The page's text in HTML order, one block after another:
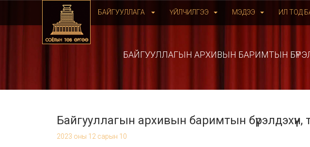
БАЙГУУЛЛАГА ҮЙЛЧИЛГЭЭ МЭДЭЭ ИЛ ТОД
БАЙГУУЛЛАГЫН АРХИВЫН БАРИМТЫН
Байгууллагын архивын баримтын
2023 оны 12 сарын 10